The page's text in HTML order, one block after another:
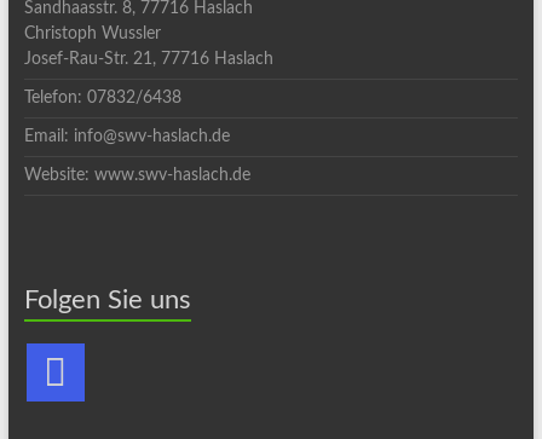
Sandhaasstr. 8, 77716 Haslach
Christoph Wussler
Josef-Rau-Str. 21, 77716 Haslach
Telefon: 07832/6438
Email: info@swv-haslach.de
Website: www.swv-haslach.de
Folgen Sie uns